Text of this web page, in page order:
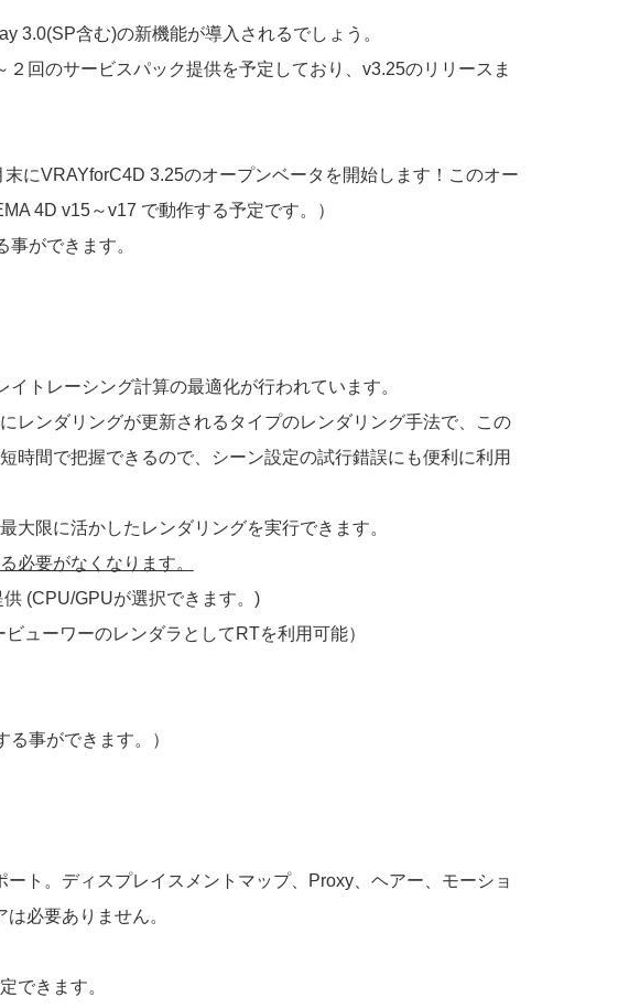
3.0(SP含む)の新機能が導入されるでしょう。
回のサービスパック提供を予定しており、v3.25のリリースま
にVRAYforC4D 3.25のオープンベータを開始します！このオー
4D v15～v17 で動作する予定です。）
ができます。
トレーシング計算の最適化が行われています。
レンダリングが更新されるタイプのレンダリング手法で、この
時間で把握できるので、シーン設定の試行錯誤にも便利に利用
限に活かしたレンダリングを実行できます。
必要がなくなります。
(CPU/GPUが選択できます。)
ューワーのレンダラとしてRTを利用可能）
事ができます。）
ト。ディスプレイスメントマップ、Proxy、ヘアー、モーショ
必要ありません。
できます。